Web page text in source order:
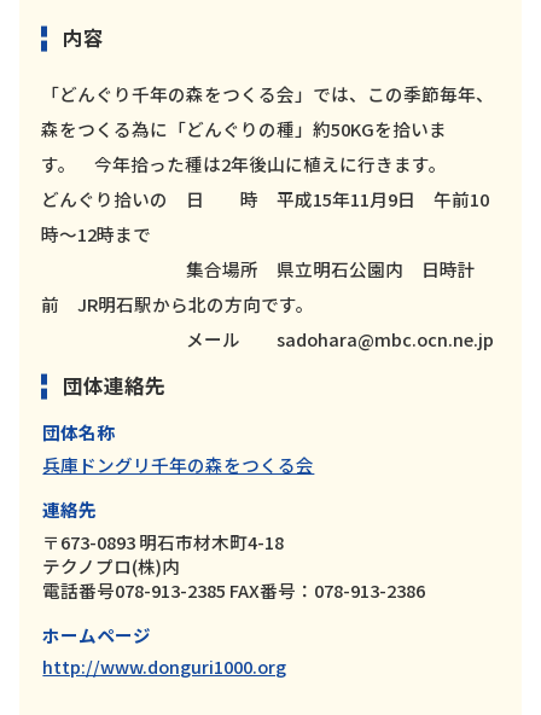
内容
「どんぐり千年の森をつくる会」では、この季節毎年、
森をつくる為に「どんぐりの種」約50KGを拾いま
す。 今年拾った種は2年後山に植えに行きます。
どんぐり拾いの 日 時 平成15年11月9日 午前10
時～12時まで
集合場所 県立明石公園内 日時計
前 JR明石駅から北の方向です。
メール sadohara@mbc.ocn.ne.jp
団体連絡先
団体名称
兵庫ドングリ千年の森をつくる会
連絡先
〒673-0893 明石市材木町4-18
テクノプロ(株)内
電話番号078-913-2385 FAX番号：078-913-2386
ホームページ
http://www.donguri1000.org